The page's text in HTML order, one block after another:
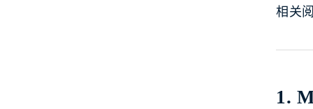
相关
1.